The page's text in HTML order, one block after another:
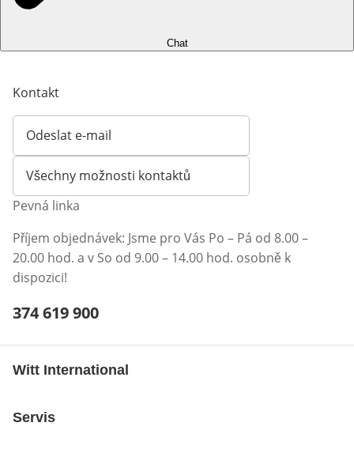
Chat
Kontakt
Odeslat e-mail
Otevírá e-mailového klienta
Všechny možnosti kontaktů
Pevná linka
Příjem objednávek: Jsme pro Vás Po – Pá od 8.00 –
20.00 hod. a v So od 9.00 – 14.00 hod. osobně k
dispozici!
Telefonní číslo:
374 619 900
Witt International
Servis